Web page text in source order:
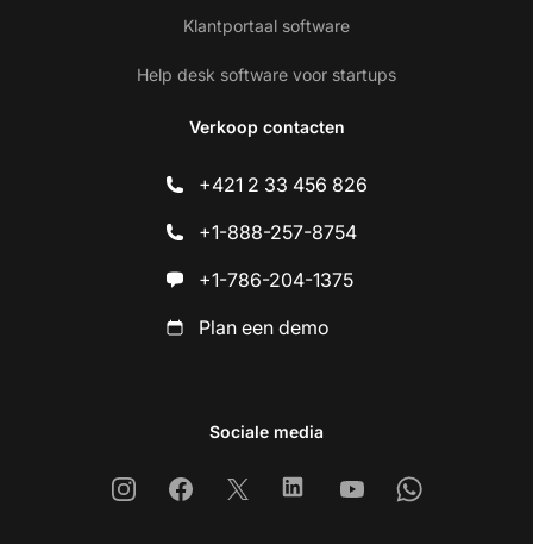
Klantportaal software
Help desk software voor startups
Verkoop contacten
+421 2 33 456 826
+1-888-257-8754
+1-786-204-1375
Plan een demo
Sociale media
InstagramFacebook
X LinkedinYoutubeWhatsapp